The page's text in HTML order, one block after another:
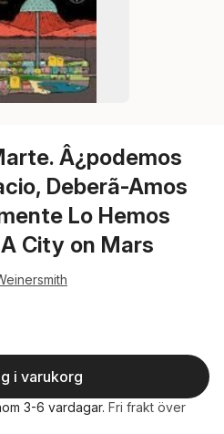
Â¿podemos
Deberã-Amos
Lo Hemos
City on Mars
i varukorg
3-6 vardagar. Fri frakt över